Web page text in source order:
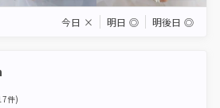
今日 × 明日 ◎ 明後日 ◎
件)